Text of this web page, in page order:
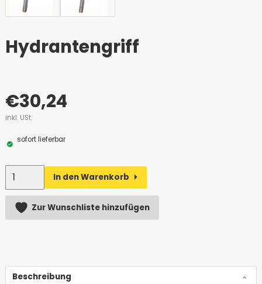
Hydrantengriff
€30,24
inkl. USt.
sofort lieferbar
Anzahl
In den Warenkorb
Alternative:
Zur Wunschliste hinzufügen
Beschreibung